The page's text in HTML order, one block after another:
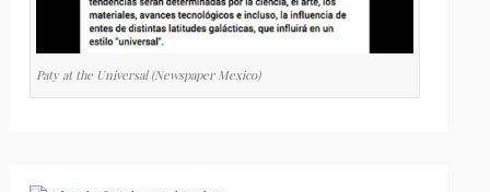
Paty at the Universal (Newspaper Mexico)